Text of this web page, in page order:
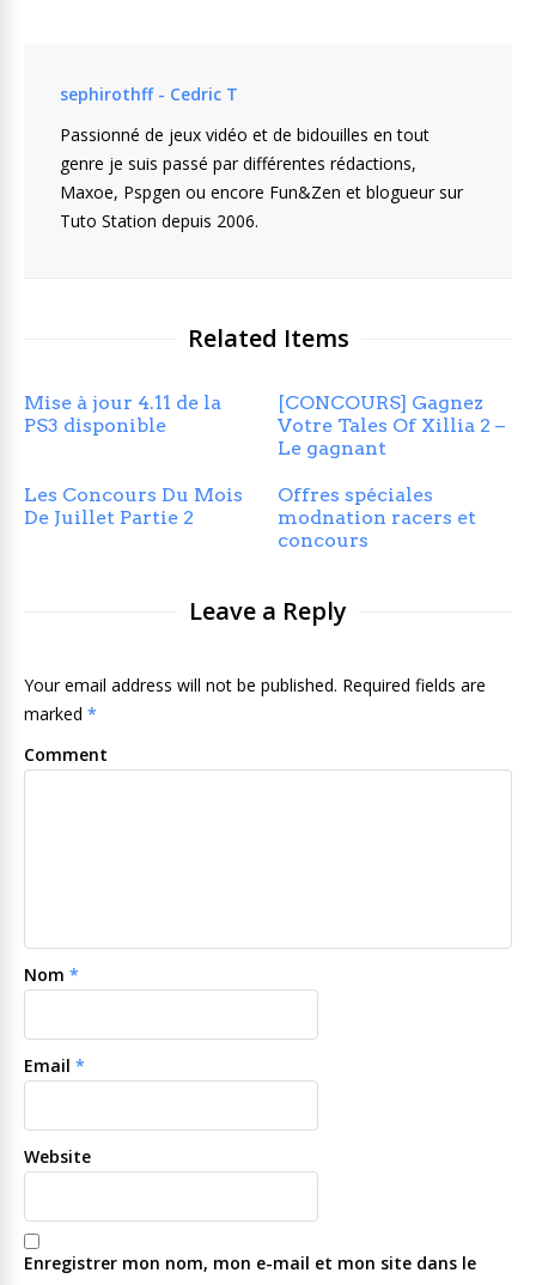
sephirothff - Cedric T
Passionné de jeux vidéo et de bidouilles en tout
genre je suis passé par différentes rédactions,
Maxoe, Pspgen ou encore Fun&Zen et blogueur sur
Tuto Station depuis 2006.
Related Items
Mise à jour 4.11 de la
PS3 disponible
[CONCOURS] Gagnez
Votre Tales Of Xillia 2 –
Le gagnant
Les Concours Du Mois
De Juillet Partie 2
Offres spéciales
modnation racers et
concours
Leave a Reply
Your email address will not be published. Required fields are
marked *
Comment
Nom *
Email *
Website
Enregistrer mon nom, mon e-mail et mon site dans le